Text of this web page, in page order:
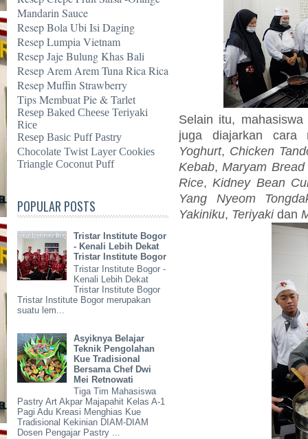
Mandarin Sauce
Resep Bola Ubi Isi Daging
Resep Lumpia Vietnam
Resep Jaje Bulung Khas Bali
Resep Arem Arem Tuna Rica Rica
Resep Muffin Strawberry
Tips Membuat Pie & Tarlet
Resep Baked Cheese Teriyaki
Rice
Resep Basic Puff Pastry
Chocolate Twist Layer Cookies
Triangle Coconut Puff
POPULAR POSTS
Tristar Institute Bogor
- Kenali Lebih Dekat
Tristar Institute Bogor
Tristar Institute Bogor -
Kenali Lebih Dekat
Tristar Institute Bogor
Tristar Institute Bogor merupakan
suatu lem...
Asyiknya Belajar
Teknik Pengolahan
Kue Tradisional
Bersama Chef Dwi
Mei Retnowati
Tiga Tim Mahasiswa
Pastry Art Akpar Majapahit Kelas A-1
Pagi Adu Kreasi Menghias Kue
Tradisional Kekinian DIAM-DIAM
Dosen Pengajar Pastry ...
Selain itu,
juga diajarkan cara
Yoghurt, Chicken
Kebab,Maryam Bread
Rice,Kidney Bean
Yang Nyeom
Yakiniku, Teriyakidan